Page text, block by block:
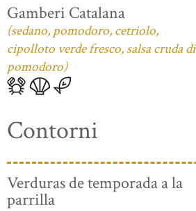
Gamberi Catalana
(sedano, pomodoro, cetriolo,
cipolloto verde fresco, salsa cruda di
pomodoro)
Contorni
Verduras de temporada a la
parrilla